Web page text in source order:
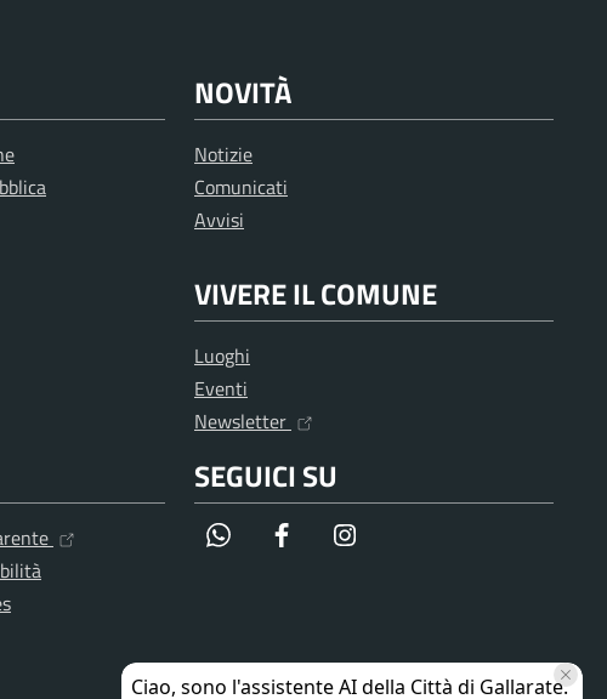
NOVITÀ
Notizie
Comunicati
Avvisi
VIVERE IL COMUNE
Luoghi
Eventi
Newsletter
SEGUICI SU
WhatsApp Facebook